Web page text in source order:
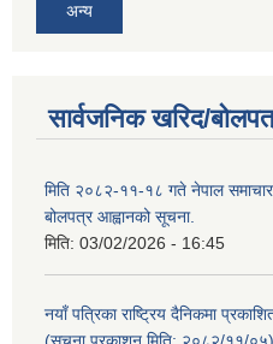
अन्य
सार्वजनिक खरिद/
मिति २०८२-११-१८ गते नेपाल
बोलपत्र आह्वानको सूचना.
मिति: 03/02/2026 - 16:45
नयाँ पत्रिका राष्ट्रिय दैनिकमा